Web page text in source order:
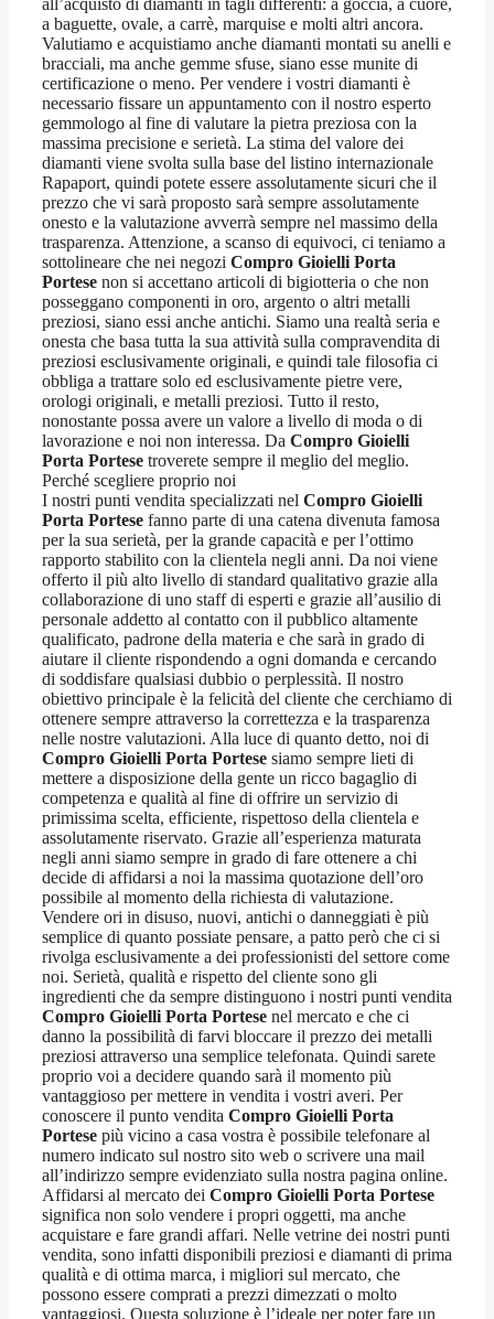
all’acquisto di diamanti in tagli differenti: a goccia, a cuore,
a baguette, ovale, a carrè, marquise e molti altri ancora.
Valutiamo e acquistiamo anche diamanti montati su anelli e
bracciali, ma anche gemme sfuse, siano esse munite di
certificazione o meno. Per vendere i vostri diamanti è
necessario fissare un appuntamento con il nostro esperto
gemmologo al fine di valutare la pietra preziosa con la
massima precisione e serietà. La stima del valore dei
diamanti viene svolta sulla base del listino internazionale
Rapaport, quindi potete essere assolutamente sicuri che il
prezzo che vi sarà proposto sarà sempre assolutamente
onesto e la valutazione avverrà sempre nel massimo della
trasparenza. Attenzione, a scanso di equivoci, ci teniamo a
sottolineare che nei negozi Compro Gioielli Porta
Portese non si accettano articoli di bigiotteria o che non
posseggano componenti in oro, argento o altri metalli
preziosi, siano essi anche antichi. Siamo una realtà seria e
onesta che basa tutta la sua attività sulla compravendita di
preziosi esclusivamente originali, e quindi tale filosofia ci
obbliga a trattare solo ed esclusivamente pietre vere,
orologi originali, e metalli preziosi. Tutto il resto,
nonostante possa avere un valore a livello di moda o di
lavorazione e noi non interessa. Da Compro Gioielli
Porta Portese troverete sempre il meglio del meglio.
Perché scegliere proprio noi
I nostri punti vendita specializzati nel Compro Gioielli
Porta Portese fanno parte di una catena divenuta famosa
per la sua serietà, per la grande capacità e per l’ottimo
rapporto stabilito con la clientela negli anni. Da noi viene
offerto il più alto livello di standard qualitativo grazie alla
collaborazione di uno staff di esperti e grazie all’ausilio di
personale addetto al contatto con il pubblico altamente
qualificato, padrone della materia e che sarà in grado di
aiutare il cliente rispondendo a ogni domanda e cercando
di soddisfare qualsiasi dubbio o perplessità. Il nostro
obiettivo principale è la felicità del cliente che cerchiamo di
ottenere sempre attraverso la correttezza e la trasparenza
nelle nostre valutazioni. Alla luce di quanto detto, noi di
Compro Gioielli Porta Portese siamo sempre lieti di
mettere a disposizione della gente un ricco bagaglio di
competenza e qualità al fine di offrire un servizio di
primissima scelta, efficiente, rispettoso della clientela e
assolutamente riservato. Grazie all’esperienza maturata
negli anni siamo sempre in grado di fare ottenere a chi
decide di affidarsi a noi la massima quotazione dell’oro
possibile al momento della richiesta di valutazione.
Vendere ori in disuso, nuovi, antichi o danneggiati è più
semplice di quanto possiate pensare, a patto però che ci si
rivolga esclusivamente a dei professionisti del settore come
noi. Serietà, qualità e rispetto del cliente sono gli
ingredienti che da sempre distinguono i nostri punti vendita
Compro Gioielli Porta Portese nel mercato e che ci
danno la possibilità di farvi bloccare il prezzo dei metalli
preziosi attraverso una semplice telefonata. Quindi sarete
proprio voi a decidere quando sarà il momento più
vantaggioso per mettere in vendita i vostri averi. Per
conoscere il punto vendita Compro Gioielli Porta
Portese più vicino a casa vostra è possibile telefonare al
numero indicato sul nostro sito web o scrivere una mail
all’indirizzo sempre evidenziato sulla nostra pagina online.
Affidarsi al mercato dei Compro Gioielli Porta Portese
significa non solo vendere i propri oggetti, ma anche
acquistare e fare grandi affari. Nelle vetrine dei nostri punti
vendita, sono infatti disponibili preziosi e diamanti di prima
qualità e di ottima marca, i migliori sul mercato, che
possono essere comprati a prezzi dimezzati o molto
vantaggiosi. Questa soluzione è l’ideale per poter fare un